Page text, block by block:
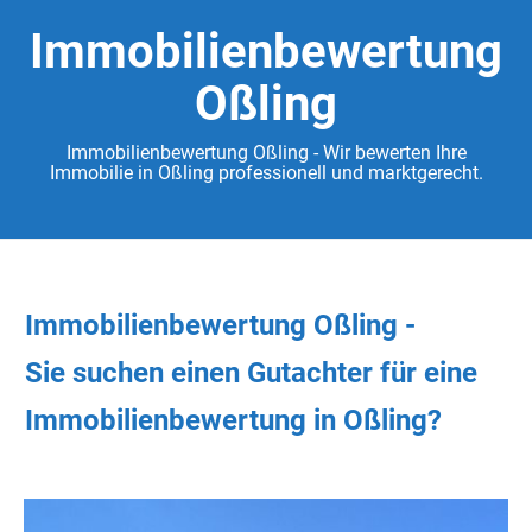
Immobilienbewertung
Oßling
Immobilienbewertung Oßling - Wir bewerten Ihre
Immobilie in Oßling professionell und marktgerecht.
Immobilienbewertung Oßling -
Sie suchen einen Gutachter für eine
Immobilienbewertung in Oßling?